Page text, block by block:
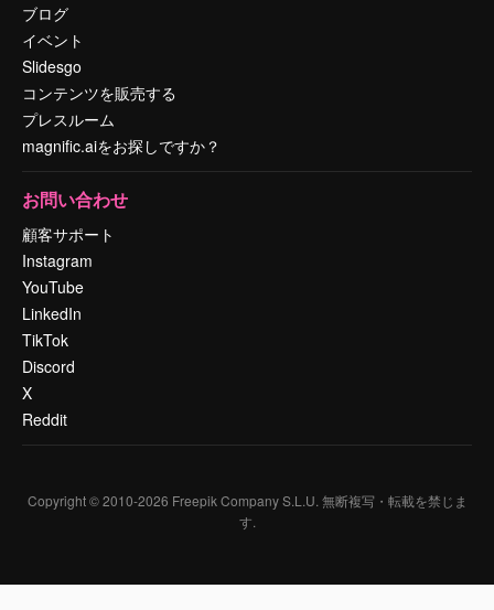
ブログ
イベント
Slidesgo
コンテンツを販売する
プレスルーム
magnific.aiをお探しですか？
お問い合わせ
顧客サポート
Instagram
YouTube
LinkedIn
TikTok
Discord
X
Reddit
Copyright © 2010-2026 Freepik Company S.L.U. 無断複写・転載を禁じま
す.